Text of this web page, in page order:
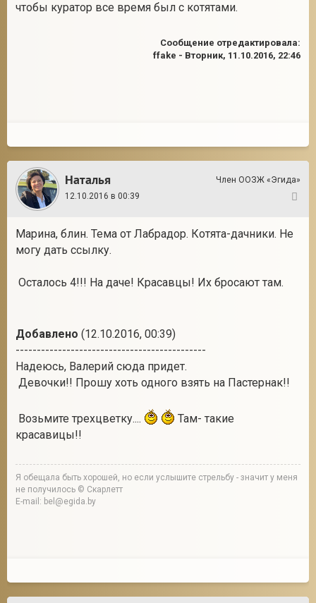
чтобы куратор все время был с котятами.
Сообщение отредактировала:
ffake - Вторник, 11.10.2016, 22:46
Наталья
Член ООЗЖ «Эгида»
12.10.2016 в 00:39
Марина, блин. Тема от Лабрадор. Котята-дачники. Не
могу дать ссылку.
Осталось 4!!! На даче! Красавцы! Их бросают там.
Добавлено (12.10.2016, 00:39)
---------------------------------------------
Надеюсь, Валерий сюда придет.
Девочки!! Прошу хоть одного взять на Пастернак!!
Возьмите трехцветку....
Там- такие
красавицы!!
Я обещала быть хорошей, но если услышите стрельбу - значит у меня
не получилось © Скарлетт
E-mail: bel@egida.by